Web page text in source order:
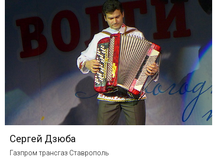
Сергей Дзюба
Газпром трансгаз Ставрополь